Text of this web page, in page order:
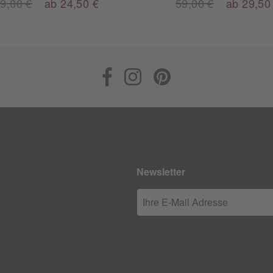
Newsletter
Ihre E-Mail Adresse